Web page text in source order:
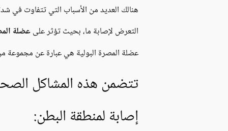
هنالك العديد من الأسباب التي تتفاوت في
التعرض لإصابة ما، بحيث تؤثر علىعضلة
عضلة المصرة البولية هي عبارة عن مجموعة من
تتضمن هذه المشاكل
إصابة لمنطقة البطن: